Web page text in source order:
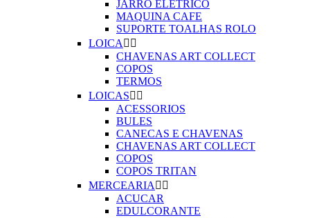
JARRO ELETRICO
MAQUINA CAFE
SUPORTE TOALHAS ROLO
LOICA  
CHAVENAS ART COLLECT
COPOS
TERMOS
LOICAS 
ACESSORIOS
BULES
CANECAS E CHAVENAS
CHAVENAS ART COLLECT
COPOS
COPOS TRITAN
MERCEARIA  
ACUCAR
EDULCORANTE